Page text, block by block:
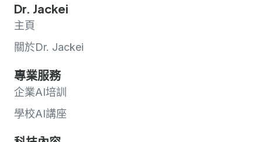
Dr. Jackei
主頁
關於Dr. Jackei
專業服務
企業AI培訓
學校AI講座